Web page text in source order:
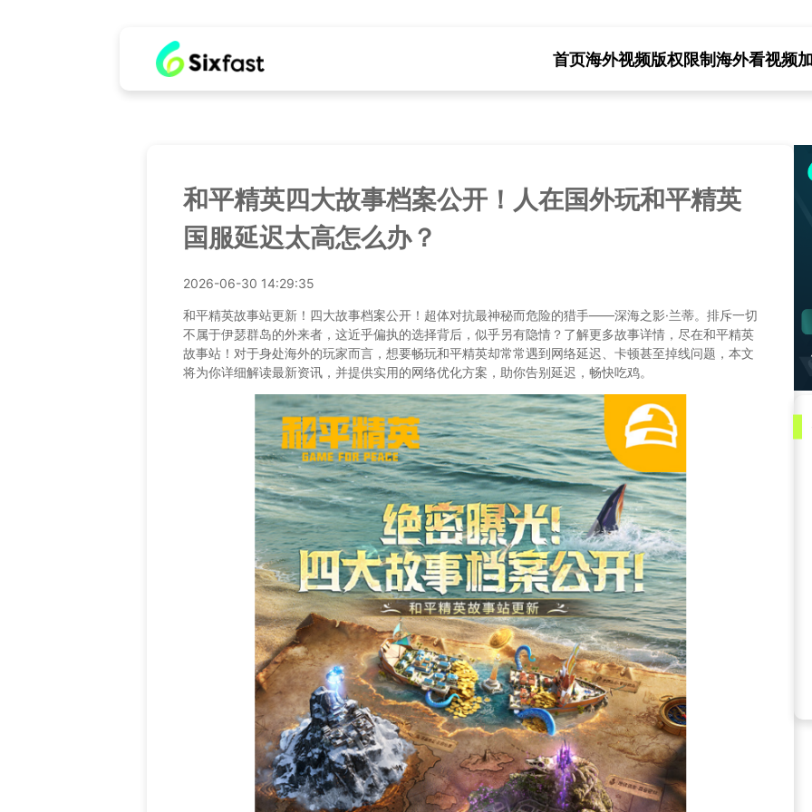
首页海外视频版权限制海外看视频
和平精英四大故事档案公开！人在国外玩和平精英
国服延迟太高怎么办？
2026-06-30 14:29:35
和平精英故事站更新！四大故事档案公开！超体对抗最神秘而危险的猎手——深海之影·兰蒂。排斥一切
不属于伊瑟群岛的外来者，这近乎偏执的选择背后，似乎另有隐情？了解更多故事详情，尽在和平精英
故事站！对于身处海外的玩家而言，想要畅玩和平精英却常常遇到网络延迟、卡顿甚至掉线问题，本文
将为你详细解读最新资讯，并提供实用的网络优化方案，助你告别延迟，畅快吃鸡。